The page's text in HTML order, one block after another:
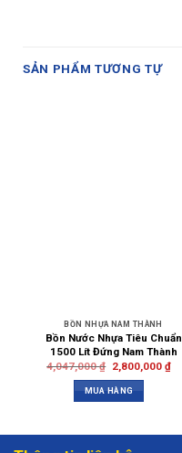
SẢN PHẨM TƯƠNG TỰ
BỒN NHỰA NAM THÀNH
Bồn Nước Nhựa Tiêu Chuẩn
1500 Lít Đứng Nam Thành
4,047,000₫ 2,800,000 ₫
MUA HÀNG